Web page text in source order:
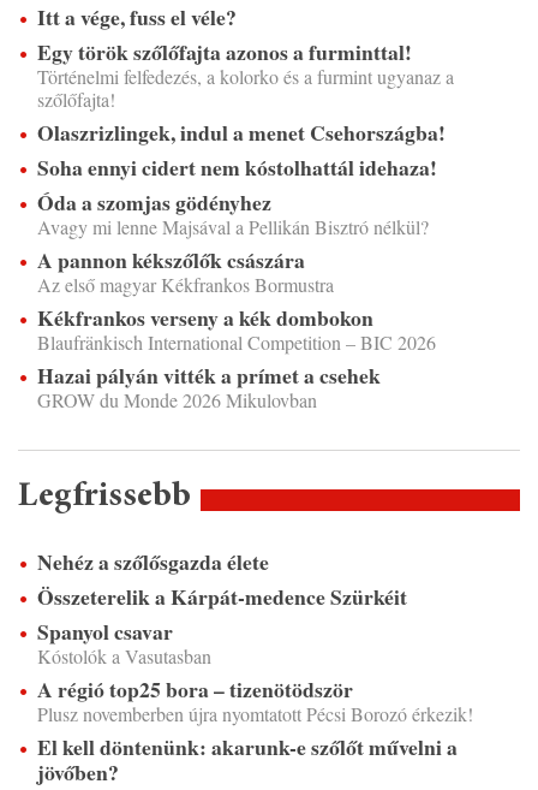
Itt a vége, fuss el véle?
Egy török szőlőfajta azonos a furminttal!
Történelmi felfedezés, a kolorko és a furmint ugyanaz a
szőlőfajta!
Olaszrizlingek, indul a menet Csehországba!
Soha ennyi cidert nem kóstolhattál idehaza!
Óda a szomjas gödényhez
Avagy mi lenne Majsával a Pellikán Bisztró nélkül?
A pannon kékszőlők császára
Az első magyar Kékfrankos Bormustra
Kékfrankos verseny a kék dombokon
Blaufränkisch International Competition – BIC 2026
Hazai pályán vitték a prímet a csehek
GROW du Monde 2026 Mikulovban
Legfrissebb
Nehéz a szőlősgazda élete
Összeterelik a Kárpát-medence Szürkéit
Spanyol csavar
Kóstolók a Vasutasban
A régió top25 bora – tizenötödször
Plusz novemberben újra nyomtatott Pécsi Borozó érkezik!
El kell döntenünk: akarunk-e szőlőt művelni a
jövőben?